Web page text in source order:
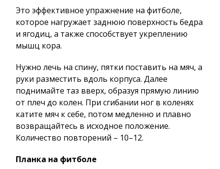
Это эффективное упражнение на фитболе,
которое нагружает заднюю поверхность бедра
и ягодиц, а также способствует укреплению
мышц кора.
Нужно лечь на спину, пятки поставить на мяч, а
руки разместить вдоль корпуса. Далее
поднимайте таз вверх, образуя прямую линию
от плеч до колен. При сгибании ног в коленях
катите мяч к себе, потом медленно и плавно
возвращайтесь в исходное положение.
Количество повторений – 10–12.
Планка на фитболе